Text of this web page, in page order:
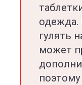
одежда.
гулять
может